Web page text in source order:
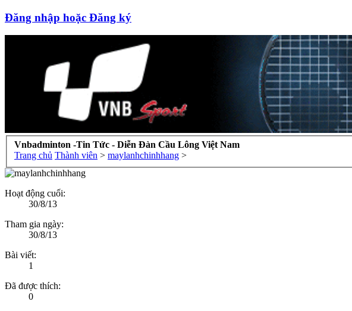
Đăng nhập hoặc Đăng ký
Vnbadminton -Tin Tức - Diễn Đàn Cầu Lông Việt Nam
Trang chủ Thành viên > maylanhchinhhang >
Hoạt động cuối:
30/8/13
Tham gia ngày:
30/8/13
Bài viết:
1
Đã được thích:
0